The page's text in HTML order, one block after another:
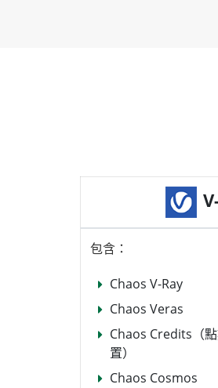
包含：
Chaos V-Ray
Chaos Veras
Chaos Credits（
置）
Chaos Cosmos